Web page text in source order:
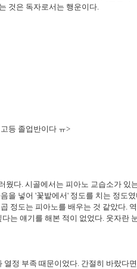
것은 독자로서는 행운이다.
등 졸업반이다 ㅠ>
웠다. 시골에서는 피아노 교습소가 있
을 넣어 '꽃밭에서' 정도를 치는 정도
정도는 피아노를 배우는 것 같았다.
는 얘기를 해본 적이 없었다. 웃자란
열정 부족 때문이었다. 간절히 바랐다